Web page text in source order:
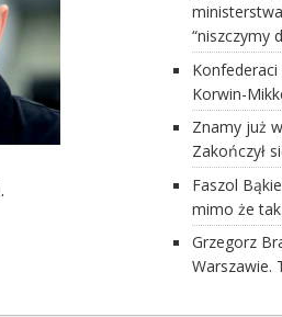
“niszczymy
Konfederaci
Korwin-
Znamy już
Zakończył
Faszol
mimo że
Grzegorz
Warszawie.